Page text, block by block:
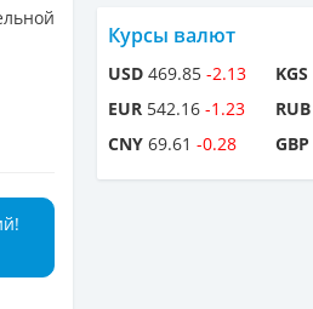
Курсы валют
USD 469.85 -2.13
EUR 542.16 -1.23
CNY 69.61 -0.28
KGS
RUB
GBP